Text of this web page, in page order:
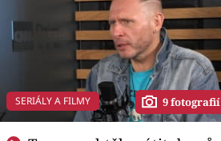
SERIÁLY A FILMY 9 fotografií